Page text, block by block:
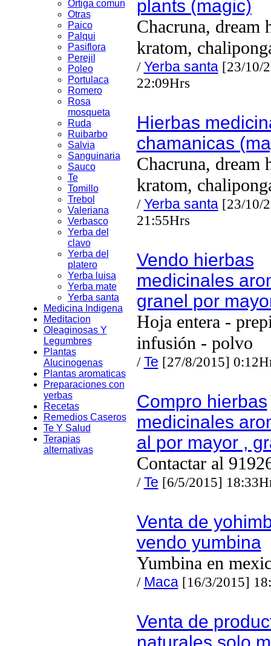
Ortiga comun
Otras
Paico
Palqui
Pasiflora
Perejil
Poleo
Portulaca
Romero
Rosa
mosqueta
Ruda
Ruibarbo
Salvia
Sanguinaria
Sauco
Te
Tomillo
Trebol
Valeriana
Verbasco
Yerba del
clavo
Yerba del
platero
Yerba luisa
Yerba mate
Yerba santa
Medicina Indigena
Meditacion
Oleaginosas Y
Legumbres
Plantas
Alucinogenas
Plantas aromaticas
Preparaciones con
yerbas
Recetas
Remedios Caseros
Te Y Salud
Terapias
alternativas
plants (magic)
Chacruna, dream
kratom,
/Yerba santa[23/10/
22:09Hrs
Hierbas
chamanicas
Chacruna, dream
kratom,
/Yerba santa[23/10/
21:55Hrs
Vendo hierbas
medicinales
granel por
Hoja entera -
infusión - polvo
/Te [27/8/2015]
Compro hierbas
medicinales
al por mayor ,
Contactar al
/Te [6/5/2015]
Venta de
vendo yumbina
Yumbina en
/ Maca[16/3/2015]
Venta de